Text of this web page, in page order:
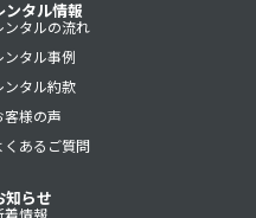
ンタル情報
ンタルの流れ
ンタル事例
ンタル約款
客様の声
くあるご質問
知らせ
着情報